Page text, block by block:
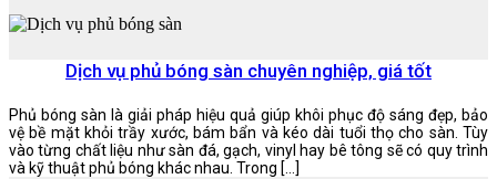
Dịch vụ phủ bóng sàn chuyên nghiệp, giá tốt
Phủ bóng sàn là giải pháp hiệu quả giúp khôi phục độ sáng đẹp, bảo
vệ bề mặt khỏi trầy xước, bám bẩn và kéo dài tuổi thọ cho sàn. Tùy
vào từng chất liệu như sàn đá, gạch, vinyl hay bê tông sẽ có quy trình
và kỹ thuật phủ bóng khác nhau. Trong […]